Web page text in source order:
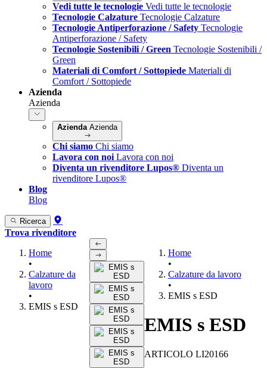
Vedi tutte le tecnologie Vedi tutte le tecnologie
Tecnologie Calzature Tecnologie Calzature
Tecnologie Antiperforazione / Safety Tecnologie
Antiperforazione / Safety
Tecnologie Sostenibili / Green Tecnologie Sostenibili /
Green
Materiali di Comfort / Sottopiede Materiali di
Comfort / Sottopiede
Azienda
Azienda
Azienda Azienda
Chi siamo Chi siamo
Lavora con noi Lavora con noi
Diventa un rivenditore Lupos® Diventa un
rivenditore Lupos®
Blog
Blog
Ricerca
Trova rivenditore
Home
•
Calzature da
lavoro
•
EMIS s ESD
Home
•
Calzature da lavoro
•
EMIS s ESD
EMIS s ESD
ARTICOLO LI20166